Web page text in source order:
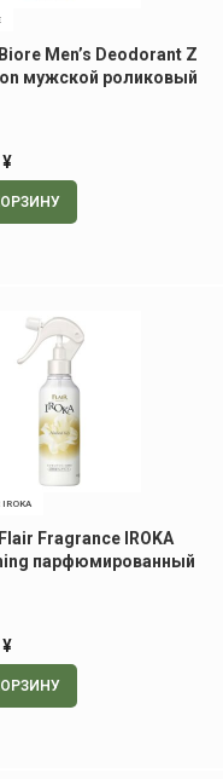
Biore Men’s Deodorant Z
мужской роликовый
¥
IROKA
Flair Fragrance IROKA
парфюмированный
¥